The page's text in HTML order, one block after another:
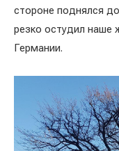
стороне поднялся
резко остудил наше
Германии.